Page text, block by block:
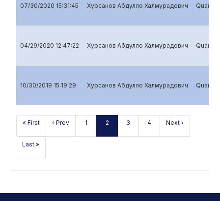
07/30/2020 15:31:45 Хурсанов Абдулло Халмурадович
04/29/2020 12:47:22 Хурсанов Абдулло Халмурадович
10/30/2019 15:19:29 Хурсанов Абдулло Халмурадович
« First ‹ Prev 1 2 3 4 Next ›
Last »